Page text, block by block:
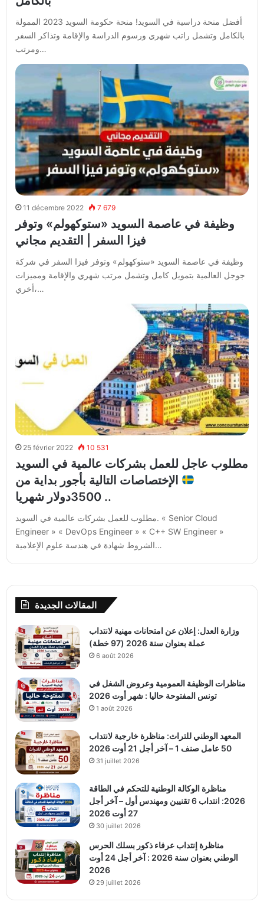
أفضل منحة دراسية في السويد! منحة حكومة السويد 2023 الممولة
بالكامل وتشمل راتب شهري ورسوم الدراسة والإقامة وتذاكر السفر
ومرتب…
11 décembre 2022 7 679
وظيفة في عاصمة السويد «ستوكهولم» وتوفر
فيزا السفر | التقديم مجاني
وظيفة في عاصمة السويد «ستوكهولم» وتوفر فيزا السفر في شركة
جوجل العالمية بتمويل كامل وتشمل مرتب شهري والإقامة ومميزات
أخري،…
25 février 2022 10 531
مطلوب عاجل للعمل بشركات عالمية في السويد
الإختصاصات التالية بأجور بداية من
3500دولار شهريا ..
مطلوب للعمل بشركات عالمية في السويد. « Senior Cloud
Engineer » « DevOps Engineer » « C++ SW Engineer »
الشروط شهادة في هندسة علوم الإعلامية…
المقالات الجديدة
وزارة العدل: إعلان عن امتحانات مهنية لانتداب
عملة بعنوان سنة 2026 (97 خطة)
6 août 2026
مناظرات الوظيفة العمومية وعروض الشغل في
تونس المفتوحة حاليا : شهر أوت 2026
1 août 2026
المعهد الوطني للتراث: مناظرة خارجية لانتداب
50 عامل صنف 1 – آخر أجل 21 أوت 2026
31 juillet 2026
مناظرة الوكالة الوطنية للتحكم في الطاقة
2026: انتداب 6 تقنيين ومهندس أول – آخر أجل
27 أوت 2026
30 juillet 2026
مناظرة إنتداب عرفاء ذكور بسلك الحرس
الوطني بعنوان سنة 2026 : آخر أجل 24 أوت
2026
29 juillet 2026